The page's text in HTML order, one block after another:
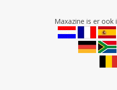
Maxazine is er ook